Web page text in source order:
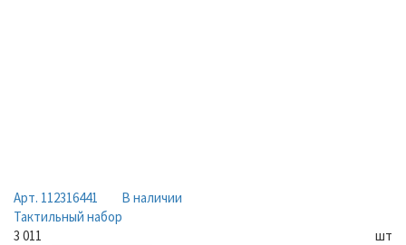
Арт. 112316441
В наличии
Тактильный набор
3 011
шт